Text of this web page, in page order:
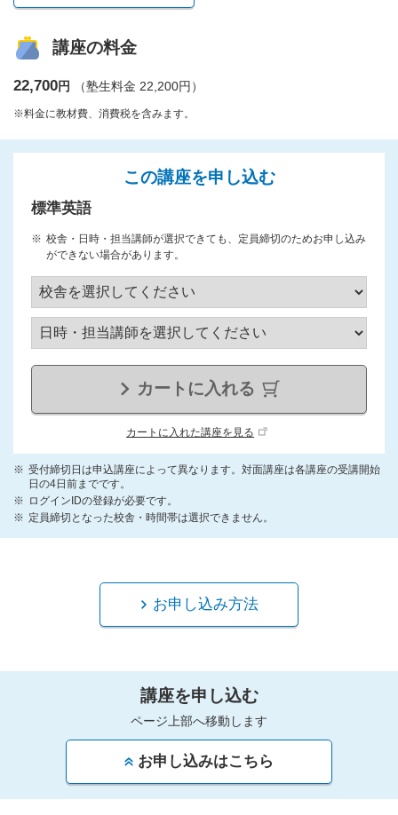
講座の料金
22,700円 （塾生料金 22,200円）
※料金に教材費、消費税を含みます。
この講座を申し込む
標準英語
校舎・日時・担当講師が選択できても、定員締切のためお申し込み
ができない場合があります。
カートに入れる
カートに入れた講座を見る
受付締切日は申込講座によって異なります。対面講座は各講座の受講開始
日の4日前までです。
ログインIDの登録が必要です。
定員締切となった校舎・時間帯は選択できません。
お申し込み方法
講座を申し込む
ページ上部へ移動します
お申し込みはこちら